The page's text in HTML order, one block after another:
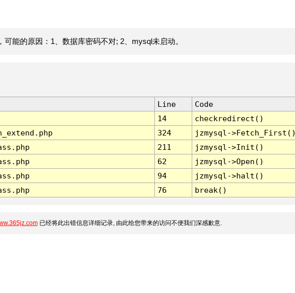
能的原因：1、数据库密码不对; 2、mysql未启动。
Line
Code
14
checkredirect()
324
jzmysql-
211
jzmysql->Init()
62
jzmysql->Open()
94
jzmysql->halt()
76 break()
已经将此出错信息详细记录, 由此给您带来的访问不便我们深感歉意.